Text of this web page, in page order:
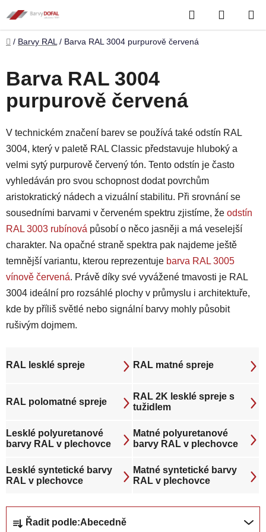
na
obsah
Hledat
KOŠÍK
Domů
/ Barvy RAL / Barva RAL 3004 purpurově červená
Barva RAL 3004
purpurově červená
V technickém značení barev se používá také odstín RAL
3004, který v paletě RAL Classic představuje hluboký a
velmi sytý purpurově červený tón. Tento odstín je často
vyhledáván pro svou schopnost dodat povrchům
aristokratický nádech a vizuální stabilitu. Při srovnání se
sousedními barvami v červeném spektru zjistíme, že odstín
RAL 3003 rubínová působí o něco jasněji a má veselejší
charakter. Na opačné straně spektra pak najdeme ještě
temnější variantu, kterou reprezentuje barva RAL 3005
vínově červená. Právě díky své vyvážené tmavosti je RAL
3004 ideální pro rozsáhlé plochy v průmyslu i architektuře,
kde by příliš světlé nebo signální barvy mohly působit
rušivým dojmem.
RAL lesklé spreje RAL matné spreje
RAL polomatné spreje
RAL 2K lesklé spreje s
tužidlem
Lesklé polyuretanové
barvy RAL v plechovce
Matné polyuretanové
barvy RAL v plechovce
Lesklé syntetické barvy
RAL v plechovce
Matné syntetické barvy
RAL v plechovce
Řadit podle:Abecedně